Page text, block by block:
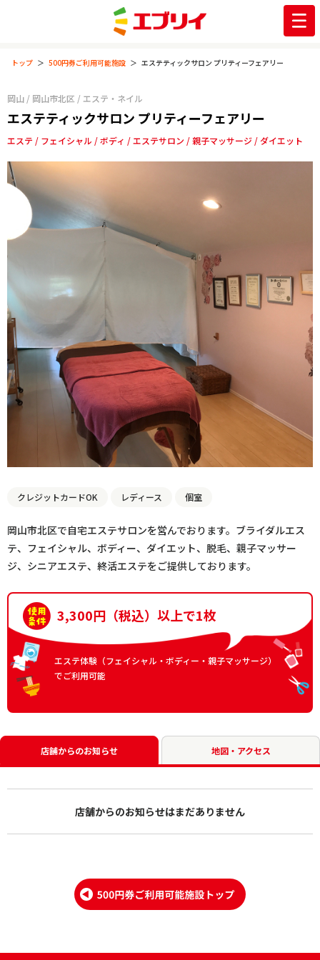
トップ 500円券ご利用可能施設 エステティックサロン プリティーフェアリー
岡山 / 岡山市北区 /エステ・ネイル
エステティックサロン プリティーフェアリー
エステ フェイシャル ボディ エステサロン 親子マッサージ ダイエット
クレジットカードOK レディース 個室
岡山市北区で自宅エステサロンを営んでおります。ブライダルエス
テ、フェイシャル、ボディー、ダイエット、脱毛、親子マッサー
ジ、シニアエステ、終活エステをご提供しております。
3,300円（税込）以上で1枚
エステ体験（フェイシャル・ボディー・親子マッサージ）
でご利用可能
店舗からのお知らせ 地図・アクセス
店舗からのお知らせはまだありません